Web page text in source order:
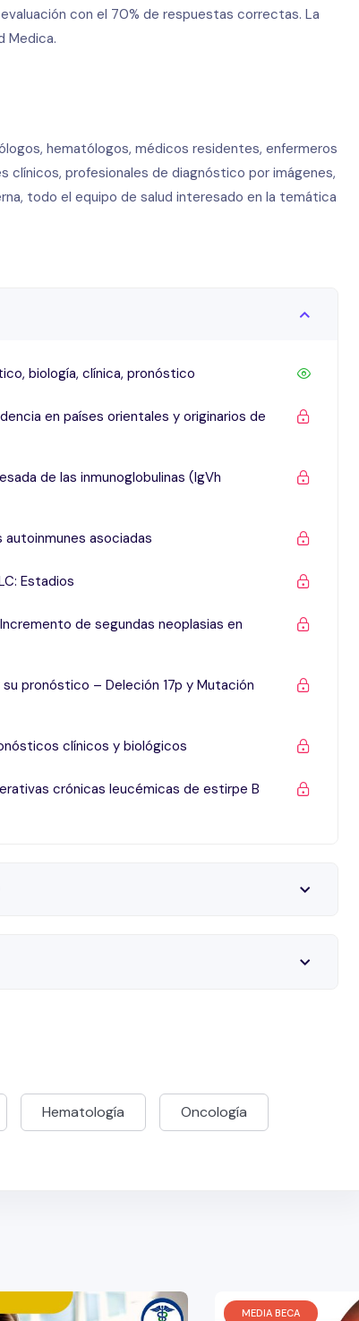
prolinfocítica
clínicos y biológicos
crónicas leucémicas de estirpe B (no LLC)
Línea Primer Régimen que Mejoró la Sobrevida
línea (Excluídos los del 17p)
crónica recaída o refractaria, con deleción
mayores con leucemia linfocítica crónica
con diferentes agentes y combinaciones y el
de inhibidores de BTK (Ibrutinib) en primera línea
diagnosticada
SLP por citogenética de alto riesgo o de
crónica recidivante o refractaria (fase 3
con el 70% de respuestas correctas. La
Medica.
hematólogos, médicos residentes, enfermeros
clínicos, profesionales de diagnóstico por imágenes,
todo el equipo de salud interesado en la temática
biología, clínica, pronóstico
en países orientales y originarios de
de las inmunoglobulinas (IgVh
autoinmunes asociadas
Estadios
de segundas neoplasias en
pronóstico – Deleción 17p y Mutación
clínicos y biológicos
crónicas leucémicas de estirpe B
Hematología Oncología
MEDIA BECA